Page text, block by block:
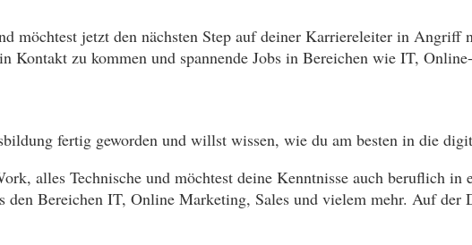
möchtest jetzt den nächsten Step auf deiner Karriereleiter in
Kontakt zu kommen und spannende Jobs in Bereichen wie IT,
fertig geworden und willst wissen, wie du am besten in die
alles Technische und möchtest deine Kenntnisse auch beruflich
den Bereichen IT, Online Marketing, Sales und vielem mehr. Auf